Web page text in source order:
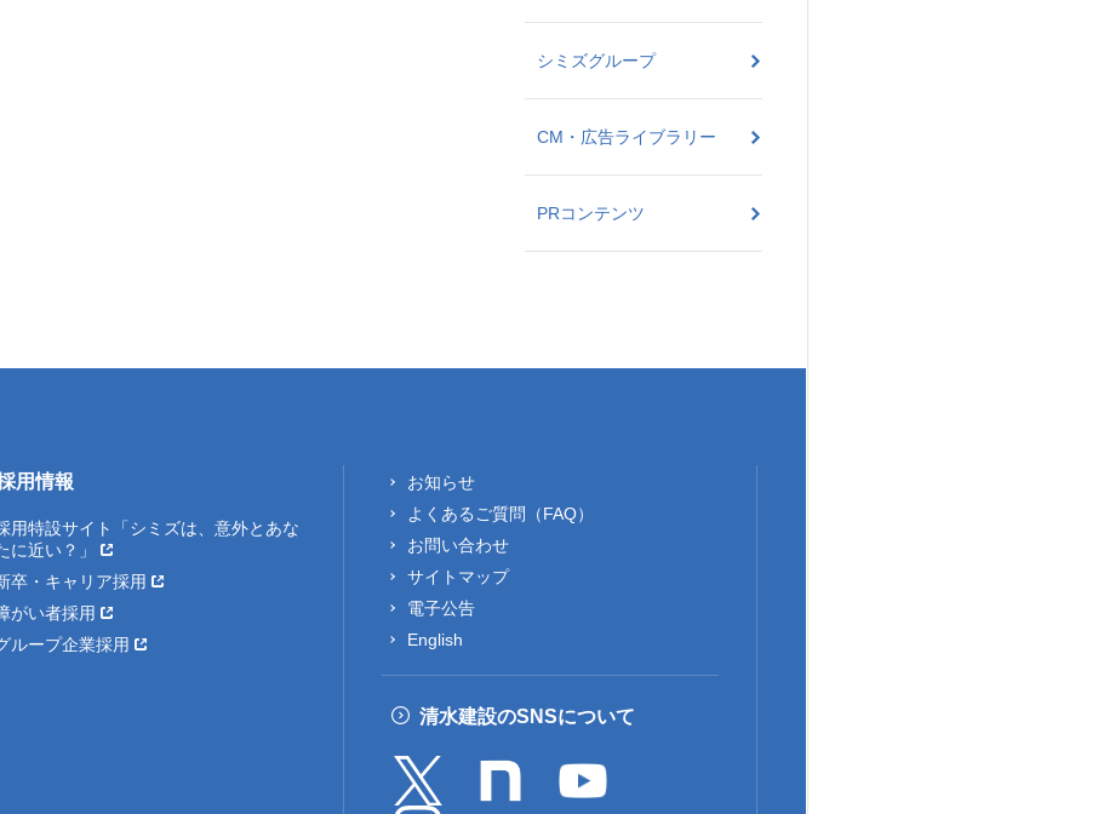
シミズグループ
CM・広告ライブラリー
PRコンテンツ
用情報
用特設サイト「シミズは、意外とあな
に近い？」
卒・キャリア採用
がい者採用
ループ企業採用
お知らせ
よくあるご質問（FAQ）
お問い合わせ
サイトマップ
電子公告
English
清水建設のSNSについて